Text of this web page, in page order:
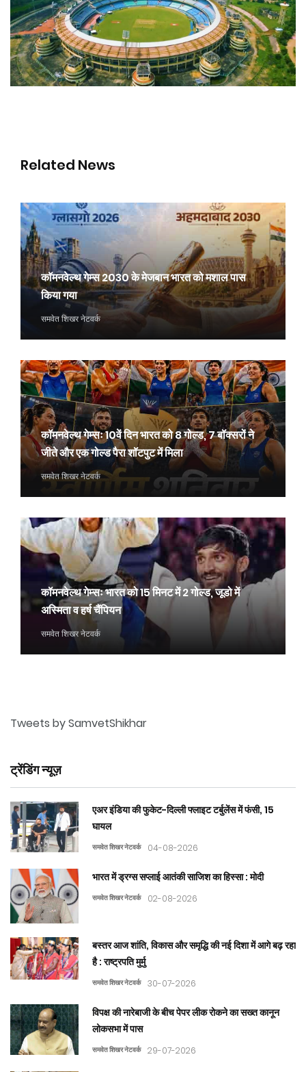
Related News
कॉमनवेल्थ गेम्स 2030 के मेजबान भारत को मशाल पास
किया गया
समवेत शिखर नेटवर्क
कॉमनवेल्थ गेम्सः 10वें दिन भारत को 8 गोल्ड, 7 बॉक्सरों ने
जीते और एक गोल्ड पैरा शॉटपुट में मिला
समवेत शिखर नेटवर्क
कॉमनवेल्थ गेम्सः भारत को 15 मिनट में 2 गोल्ड, जूडो में
अस्मिता व हर्ष चैंपियन
समवेत शिखर नेटवर्क
Tweets by SamvetShikhar
ट्रेंडिंग न्यूज़
एअर इंडिया की फुकेट-दिल्ली फ्लाइट टर्बुलेंस में फंसी, 15
घायल
समवेत शिखर नेटवर्क 04-08-2026
भारत में ड्रग्स सप्लाई आतंकी साजिश का हिस्सा : मोदी
समवेत शिखर नेटवर्क 02-08-2026
बस्तर आज शांति, विकास और समृद्धि की नई दिशा में आगे बढ़ रहा
है : राष्ट्रपति मुर्मु
समवेत शिखर नेटवर्क 30-07-2026
विपक्ष की नारेबाजी के बीच पेपर लीक रोकने का सख्त कानून
लोकसभा में पास
समवेत शिखर नेटवर्क 29-07-2026